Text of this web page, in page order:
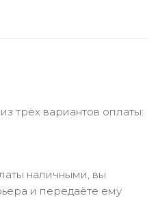
трёх вариантов оплаты:
наличными, вы
и передаёте ему